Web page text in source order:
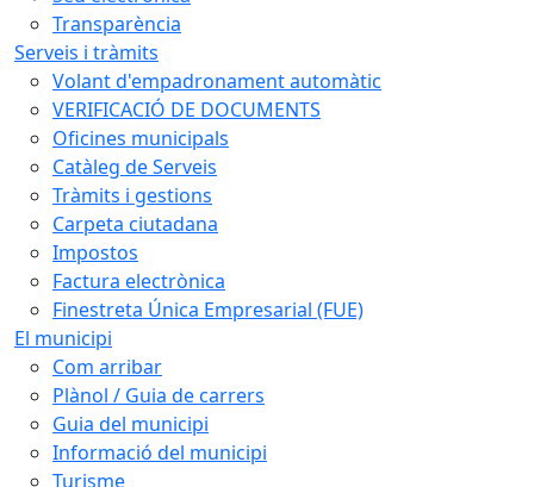
Transparència
Serveis i tràmits
Volant d'empadronament automàtic
VERIFICACIÓ DE DOCUMENTS
Oficines municipals
Catàleg de Serveis
Tràmits i gestions
Carpeta ciutadana
Impostos
Factura electrònica
Finestreta Única Empresarial (FUE)
El municipi
Com arribar
Plànol / Guia de carrers
Guia del municipi
Informació del municipi
Turisme